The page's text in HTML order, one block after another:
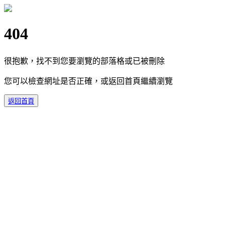
404
很抱歉，找不到您要瀏覽的部落格或已被刪除
您可以檢查網址是否正確，或返回首頁繼續瀏覽
返回首頁